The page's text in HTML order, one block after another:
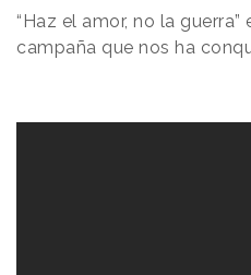
“Haz el amor, no la
campaña que nos ha